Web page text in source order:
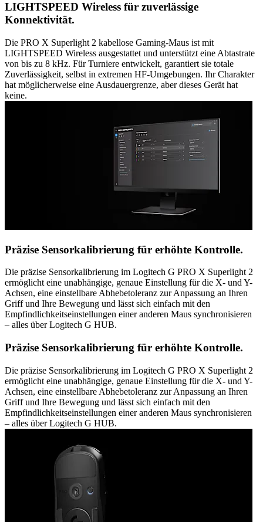
LIGHTSPEED Wireless für zuverlässige
Konnektivität.
Die PRO X Superlight 2 kabellose Gaming-Maus ist mit
LIGHTSPEED Wireless ausgestattet und unterstützt eine Abtastrate
von bis zu 8 kHz. Für Turniere entwickelt, garantiert sie totale
Zuverlässigkeit, selbst in extremen HF-Umgebungen. Ihr Charakter
hat möglicherweise eine Ausdauergrenze, aber dieses Gerät hat
keine.
Präzise Sensorkalibrierung für erhöhte Kontrolle.
Die präzise Sensorkalibrierung im Logitech G PRO X Superlight 2
ermöglicht eine unabhängige, genaue Einstellung für die X- und Y-
Achsen, eine einstellbare Abhebetoleranz zur Anpassung an Ihren
Griff und Ihre Bewegung und lässt sich einfach mit den
Empfindlichkeitseinstellungen einer anderen Maus synchronisieren
– alles über Logitech G HUB.
Präzise Sensorkalibrierung für erhöhte Kontrolle.
Die präzise Sensorkalibrierung im Logitech G PRO X Superlight 2
ermöglicht eine unabhängige, genaue Einstellung für die X- und Y-
Achsen, eine einstellbare Abhebetoleranz zur Anpassung an Ihren
Griff und Ihre Bewegung und lässt sich einfach mit den
Empfindlichkeitseinstellungen einer anderen Maus synchronisieren
– alles über Logitech G HUB.